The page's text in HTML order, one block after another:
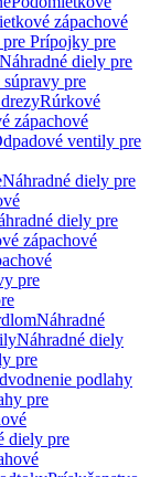
zápachové
Prípojky pre
Náhradné diely pre
pre
Rúrkové
zápachové
ventily pre
Náhradné diely pre
diely pre
zápachové
pre
Náhradné
Náhradné diely
pre
podlahy
pre
diely pre